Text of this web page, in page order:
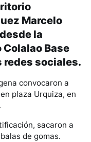
Marcelo
la
Base
redes sociales.
convocaron a
plaza Urquiza, en
sacaron a
de gomas.